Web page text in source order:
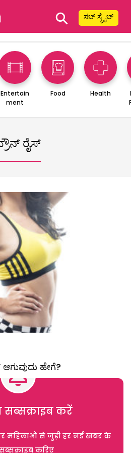
⚲ ಸಬ್ ಸ್ಕ್ರೈಬ್
Entertain
ment
Food Health
ರೈಸ್
ಹೇಗೆ?
सब्सक्राइब करें
महिलाओं से जुड़ी हर नई खबर के
करिए